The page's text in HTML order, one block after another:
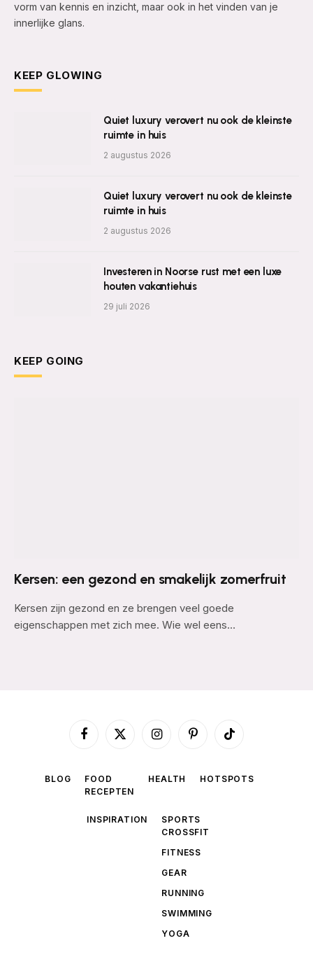
vorm van kennis en inzicht, maar ook in het vinden van je
innerlijke glans.
KEEP GLOWING
Quiet luxury verovert nu ook de kleinste
ruimte in huis
2 augustus 2026
Quiet luxury verovert nu ook de kleinste
ruimte in huis
2 augustus 2026
Investeren in Noorse rust met een luxe
houten vakantiehuis
29 juli 2026
KEEP GOING
Kersen: een gezond en smakelijk zomerfruit
Kersen zijn gezond en ze brengen veel goede
eigenschappen met zich mee. Wie wel eens…
Facebook
X
InstagramPinterestTikTok
BLOG
FOOD
RECEPTEN
HEALTH HOTSPOTS
INSPIRATION
SPORTS
CROSSFIT
FITNESS
GEAR
RUNNING
SWIMMING
YOGA